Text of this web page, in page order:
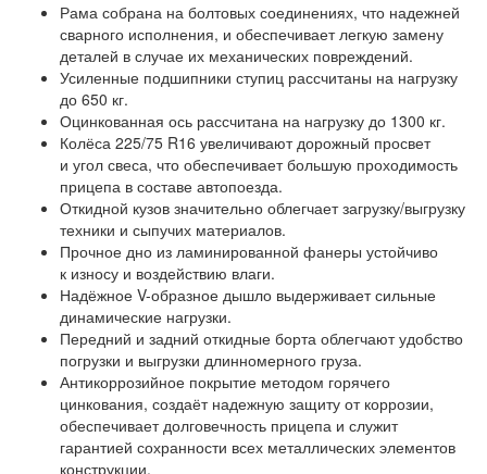
Рама собрана на болтовых соединениях, что надежней
сварного исполнения, и обеспечивает легкую замену
деталей в случае их механических повреждений.
Усиленные подшипники ступиц рассчитаны на нагрузку
до 650 кг.
Оцинкованная ось рассчитана на нагрузку до 1300 кг.
Колёса 225/75 R16 увеличивают дорожный просвет
и угол свеса, что обеспечивает большую проходимость
прицепа в составе автопоезда.
Откидной кузов значительно облегчает загрузку/выгрузку
техники и сыпучих материалов.
Прочное дно из ламинированной фанеры устойчиво
к износу и воздействию влаги.
Надёжное V-образное дышло выдерживает сильные
динамические нагрузки.
Передний и задний откидные борта облегчают удобство
погрузки и выгрузки длинномерного груза.
Антикоррозийное покрытие методом горячего
цинкования, создаёт надежную защиту от коррозии,
обеспечивает долговечность прицепа и служит
гарантией сохранности всех металлических элементов
конструкции.